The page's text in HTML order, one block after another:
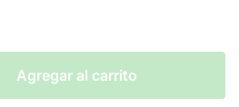
Agregar al carrito